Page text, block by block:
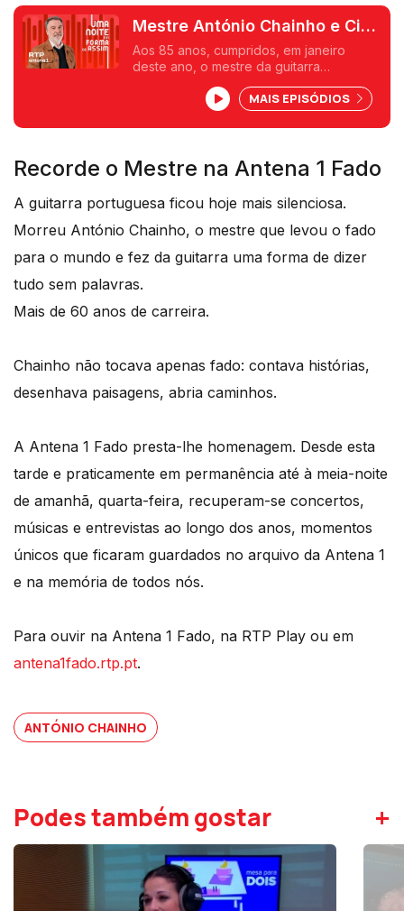
Mestre António Chainho e Ciro
Bertini
Aos 85 anos, cumpridos, em janeiro
deste ano, o mestre da guitarra
frente um ano cheio de iniciativas. Mais
uma noite em forma de assim com Jorge
Afonso.
MAIS EPISÓDIOS
Recorde o Mestre na Antena 1 Fado
A guitarra portuguesa ficou hoje mais silenciosa.
Morreu António Chainho, o mestre que levou o fado
para o mundo e fez da guitarra uma forma de dizer
tudo sem palavras.
Mais de 60 anos de carreira.
Chainho não tocava apenas fado: contava histórias,
desenhava paisagens, abria caminhos.
A Antena 1 Fado presta-lhe homenagem. Desde esta
tarde e praticamente em permanência até à meia-noite
de amanhã, quarta-feira, recuperam-se concertos,
músicas e entrevistas ao longo dos anos, momentos
únicos que ficaram guardados no arquivo da Antena 1
e na memória de todos nós.
Para ouvir na Antena 1 Fado, na RTP Play ou em
antena1fado.rtp.pt.
ANTÓNIO CHAINHO
Podes também gostar +